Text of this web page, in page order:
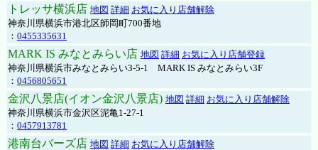
トレッサ横浜店 地図 詳細 お気に入り店舗解除
神奈川県横浜市港北区師岡町700番地
： 0455335631
MARK IS みなとみらい店 地図 詳細 お気に入り店舗登録
神奈川県横浜市みなとみらい3-5-1 MARK IS みなとみらい3F
： 0456805651
金沢八景店(イオン金沢八景店) 地図 詳細 お気に入り店舗解除
神奈川県横浜市金沢区泥亀1-27-1
： 0457913781
港南台バーズ店 地図 詳細 お気に入り店舗解除